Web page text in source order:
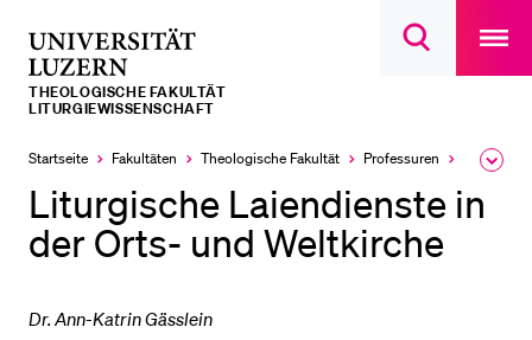
Suchdialog
main
THEOLOGISCHE FAKULTÄT
LITURGIEWISSENSCHAFT
Startseite Fakultäten Theologische Fakultät Professuren
Liturgische Laiendienste in
der Orts- und Weltkirche
Dr. Ann-Katrin Gässlein
LETZTE SUCHEN
Sie haben noch keine Suche getätigt.
DIE UNI FÜR…
Schulklassen und Lehrpersonen
Studien­interessierte
Forschende